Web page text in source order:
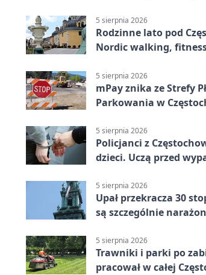
5 sierpnia 2026
Rodzinne lato pod
Nordic walking,
5 sierpnia 2026
mPay znika ze Strefy
Parkowania w
5 sierpnia 2026
Policjanci z
dzieci. Uczą przed
5 sierpnia 2026
Upał przekracza 30
są szczególnie
5 sierpnia 2026
Trawniki i parki po
pracował w całej